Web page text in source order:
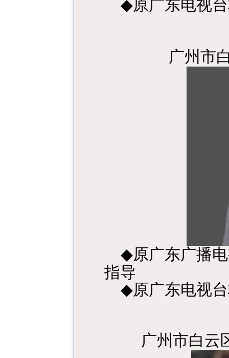
◆原广东电视
广州市
◆原广东广播
指导
◆原广东电视
广州市白云